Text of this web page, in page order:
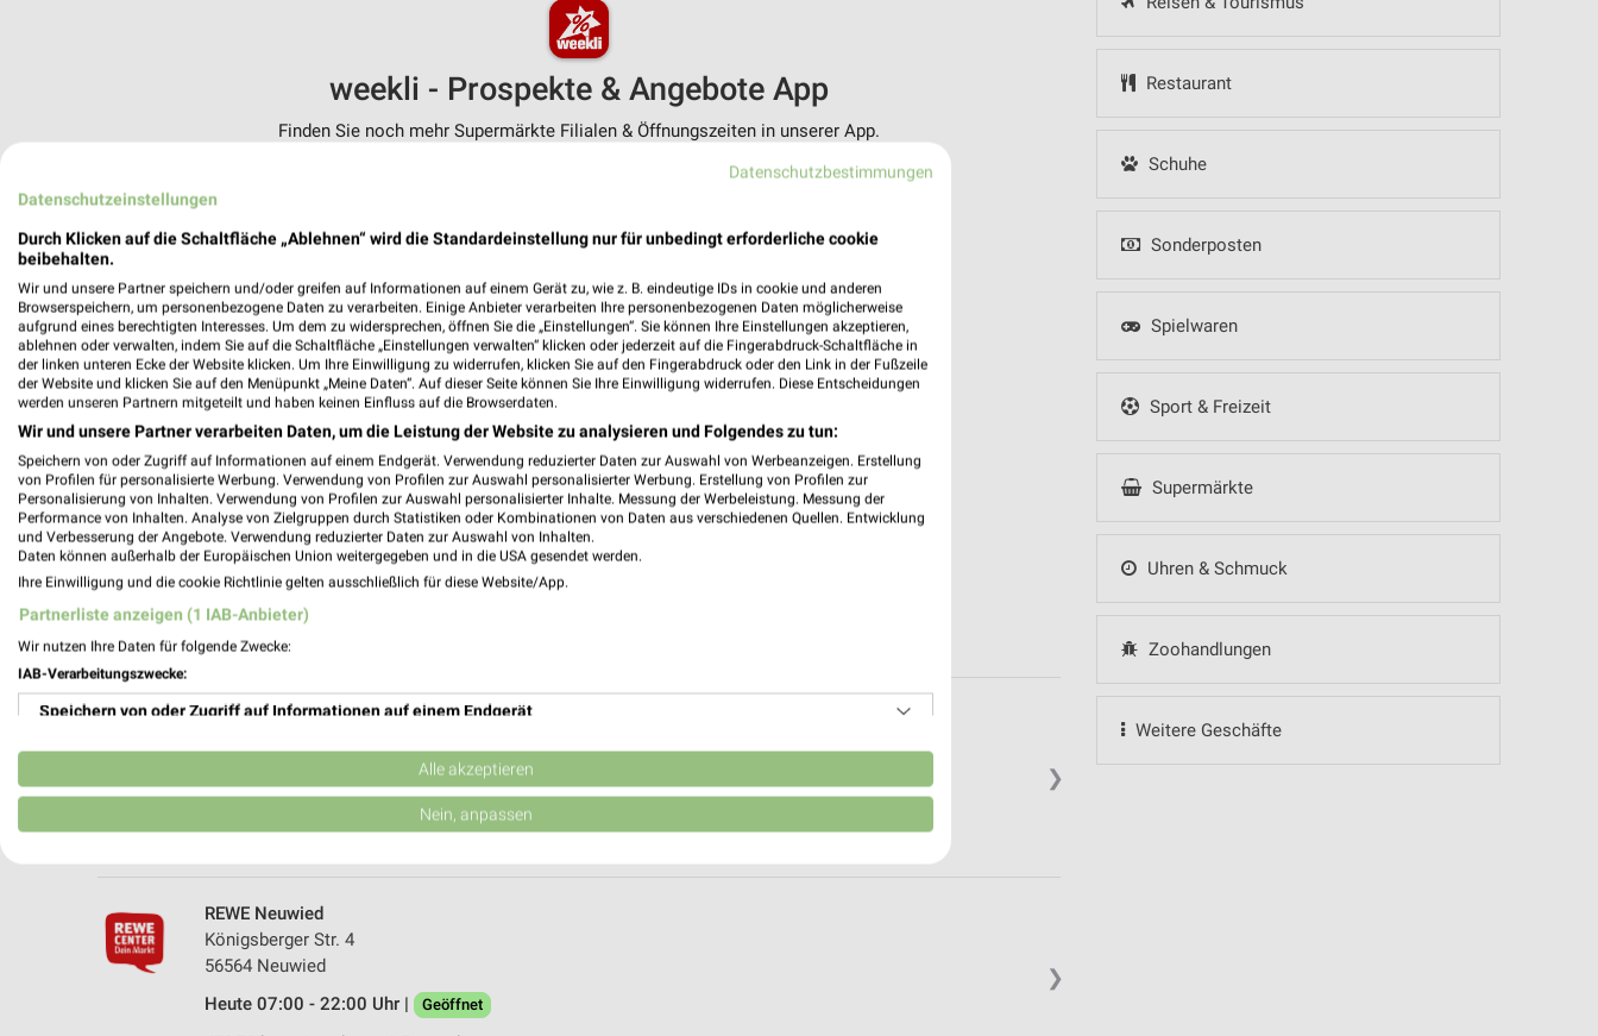
Restaurant
Schuhe
Sonderposten
Spielwaren
Sport & Freizeit
Supermärkte
Uhren & Schmuck
Zoohandlungen
Weitere Geschäfte
weekli - Prospekte & Angebote App
Finden Sie noch mehr Supermärkte Filialen & Öffnungszeiten in unserer App.
✔Push-Benachrichtigungen bei neuen Prospekten
Einkaufsliste - Einkauf stressfrei planen
Nutze weekli auch mobil – App jetzt laden oder QR-Code scannen.
❯
REWE Neuwied
Heute 07:00 - 20:00 Uhr | Geöffnet
❯
REWE Neuwied
Königsberger Str. 4
56564 Neuwied
Heute 07:00 - 22:00 Uhr |
Geöffnet
Datenschutzbestimmungen
Datenschutzeinstellungen
Durch Klicken auf die Schaltfläche „Ablehnen“ wird die Standardeinstellung nur für unbedingt erforderliche cookie
beibehalten.
Wir und unsere Partner speichern und/oder greifen auf Informationen auf einem Gerät zu, wie z. B. eindeutige IDs in cookie und anderen
Browserspeichern, um personenbezogene Daten zu verarbeiten. Einige Anbieter verarbeiten Ihre personenbezogenen Daten möglicherweise
aufgrund eines berechtigten Interesses. Um dem zu widersprechen, öffnen Sie die „Einstellungen“. Sie können Ihre Einstellungen akzeptieren,
ablehnen oder verwalten, indem Sie auf die Schaltfläche „Einstellungen verwalten“ klicken oder jederzeit auf die Fingerabdruck-Schaltfläche in
der linken unteren Ecke der Website klicken. Um Ihre Einwilligung zu widerrufen, klicken Sie auf den Fingerabdruck oder den Link in der Fußzeile
der Website und klicken Sie auf den Menüpunkt „Meine Daten“. Auf dieser Seite können Sie Ihre Einwilligung widerrufen. Diese Entscheidungen
werden unseren Partnern mitgeteilt und haben keinen Einfluss auf die Browserdaten.
Wir und unsere Partner verarbeiten Daten, um die Leistung der Website zu analysieren und Folgendes zu tun:
Speichern von oder Zugriff auf Informationen auf einem Endgerät. Verwendung reduzierter Daten zur Auswahl von Werbeanzeigen. Erstellung
von Profilen für personalisierte Werbung. Verwendung von Profilen zur Auswahl personalisierter Werbung. Erstellung von Profilen zur
Personalisierung von Inhalten. Verwendung von Profilen zur Auswahl personalisierter Inhalte. Messung der Werbeleistung. Messung der
Performance von Inhalten. Analyse von Zielgruppen durch Statistiken oder Kombinationen von Daten aus verschiedenen Quellen. Entwicklung
und Verbesserung der Angebote. Verwendung reduzierter Daten zur Auswahl von Inhalten.
Daten können außerhalb der Europäischen Union weitergegeben und in die USA gesendet werden.
Ihre Einwilligung und die cookie Richtlinie gelten ausschließlich für diese Website/App.
Partnerliste anzeigen (1 IAB-Anbieter)
Wir nutzen Ihre Daten für folgende Zwecke:
IAB-Verarbeitungszwecke:
Speichern von oder Zugriff auf Informationen auf einem Endgerät
Verwendung reduzierter Daten zur Auswahl von Werbeanzeigen
Erstellung von Profilen für personalisierte Werbung
Erstellung von Profilen zur Personalisierung von Inhalten
Verwendung von Profilen zur Auswahl personalisierter Inhalte
Messung der Werbeleistung
Alle akzeptieren
Nein, anpassen